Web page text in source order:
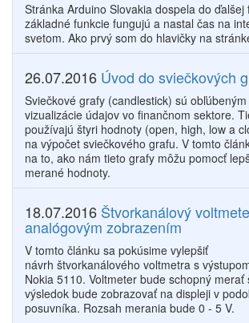
Stránka Arduino Slovakia dospela do ďalšej
základné funkcie fungujú a nastal čas na
svetom. Ako prvý som do hlavičky na
26.07.2016 Úvod do sviečkových
Sviečkové grafy (candlestick) sú
vizualizácie údajov vo finančnom sektore.
používajú štyri hodnoty (open, high, low a
na výpočet sviečkového grafu. V tomto
na to, ako nám tieto grafy môžu pomocť
merané hodnoty.
18.07.2016 Štvorkanálový
analógovým zobrazením
V tomto článku sa pokúsime vylepšiť
návrh štvorkanálového voltmetra s
Nokia 5110. Voltmeter bude schopný merať
výsledok bude zobrazovať na displeji v
posuvníka. Rozsah merania bude 0 - 5 V.